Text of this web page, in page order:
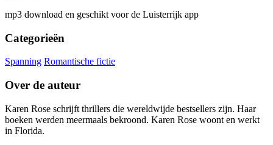
mp3 download en geschikt voor de Luisterrijk app
Categorieën
Spanning Romantische fictie
Over de auteur
Karen Rose schrijft thrillers die wereldwijde bestsellers zijn. Haar
boeken werden meermaals bekroond. Karen Rose woont en werkt
in Florida.